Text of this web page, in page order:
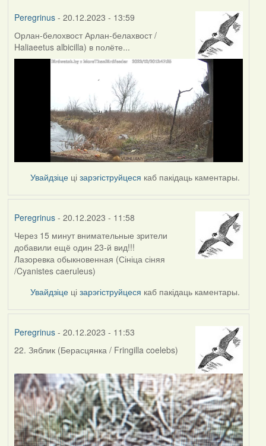
Peregrinus- 20.12.2023 - 13:59
Орлан-белохвост Арлан-белахвост /
Haliaeetus albicilla) в полёте...
Увайдзіце цізарэгіструйцеся каб пакідаць каментары.
Peregrinus- 20.12.2023 - 11:58
Через 15 минут внимательные зрители
добавили ещё один 23-й вид!!!
Лазоревка обыкновенная (Сініца сіняя
/Cyanistes caeruleus)
Увайдзіце цізарэгіструйцеся каб пакідаць каментары.
Peregrinus- 20.12.2023 - 11:53
22. Зяблик (Берасцянка / Fringilla coelebs)